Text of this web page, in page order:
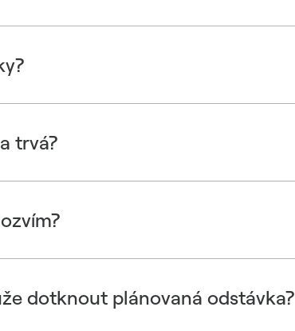
trvá?
dotknout plánovaná odstávka?